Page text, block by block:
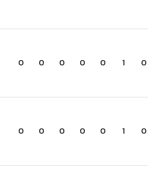
0 0 0 0 0 1 0
0 0 0 0 0 1 0